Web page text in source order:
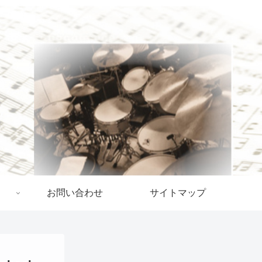
お問い合わせ サイトマップ